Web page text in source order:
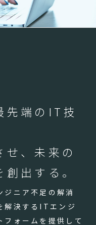
先端のIT技
、未来の
出する。
ジニア不足の解消
解決するITエンジ
ォームを提供して